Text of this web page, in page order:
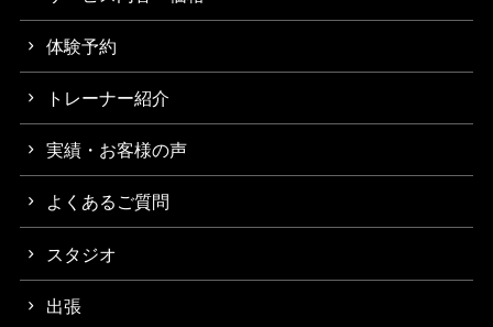
体験予約
トレーナー紹介
実績・お客様の声
よくあるご質問
スタジオ
出張